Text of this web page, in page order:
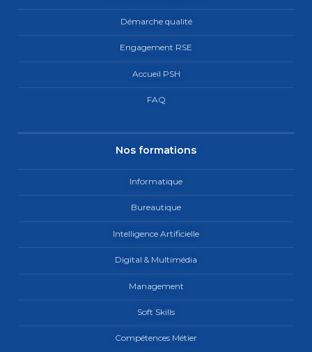
Démarche qualité
Engagement RSE
Accueil PSH
FAQ
Nos formations
Informatique
Bureautique
Intelligence Artificielle
Digital & Multimédia
Management
Soft Skills
Compétences Métier